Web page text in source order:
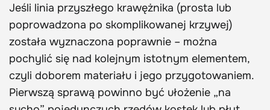
Jeśli linia przyszłego krawężnika (prosta lub
poprowadzona po skomplikowanej krzywej)
została wyznaczona poprawnie – można
pochylić się nad kolejnym istotnym elementem,
czyli doborem materiału i jego przygotowaniem.
Pierwszą sprawą powinno być ułożenie „na